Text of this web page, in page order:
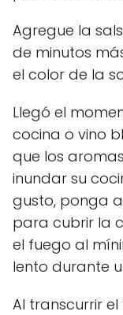
Agregue la
de minutos
el color de la
Llegó el
cocina o vino
que los
inundar su
gusto, ponga
para cubrir la
el fuego al
lento durante
Al transcurrir